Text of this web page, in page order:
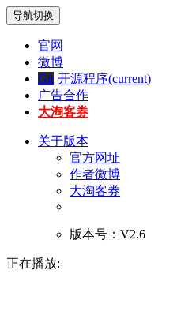
导航切换
官网
微博
Git 开源程序(current)
广告合作
大淘客券
关于版本
官方网址
作者微博
大淘客券
版本号：V2.6
正在播放: